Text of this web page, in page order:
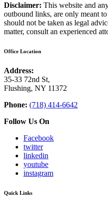
Disclaimer: This website and
outbound links, are only meant
should not be taken as legal
matter, consult an experienced
Office Location
Address:
35-33 72nd St,
Flushing, NY 11372
Phone: (718) 414-6642
Follow Us On
Facebook
twitter
linkedin
youtube
instagram
Quick Links